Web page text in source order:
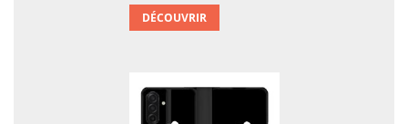
DÉCOUVRIR